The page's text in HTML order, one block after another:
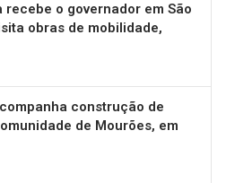
recebe o governador em São
obras de mobilidade,
construção de
de Mourões, em